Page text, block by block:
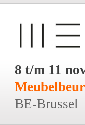
8 t/m 11
BE-Brussel